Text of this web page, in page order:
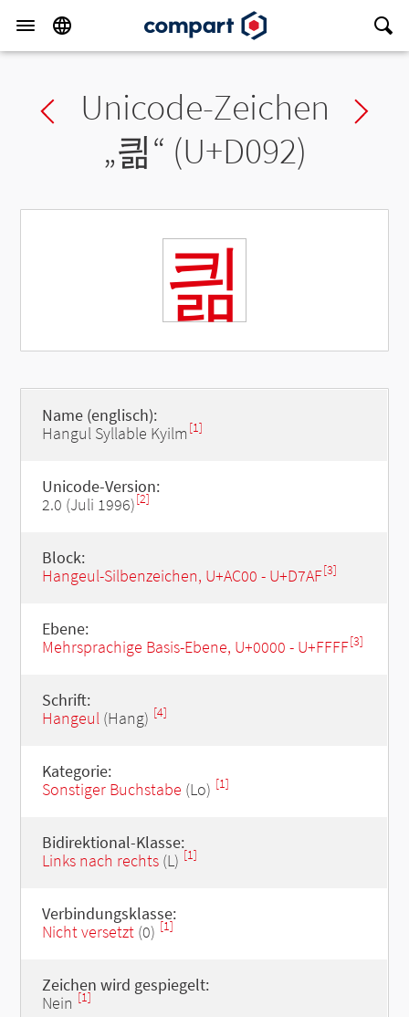
Previous char
Unicode-Zeichen
„킒“ (U+D092)
킒
Name (englisch):
Hangul Syllable Kyilm [1]
Unicode-Version:
2.0 (Juli 1996)[2]
Block:
Hangeul-Silbenzeichen, U+AC00 - U+D7AF[3]
Ebene:
Mehrsprachige Basis-Ebene, U+0000 - U+FFFF[3]
Schrift:
Hangeul(Hang) [4]
Kategorie:
Sonstiger Buchstabe (Lo) [1]
Bidirektional-Klasse:
Links nach rechts(L) [1]
Verbindungsklasse:
Nicht versetzt(0) [1]
Zeichen wird gespiegelt:
Nein [1]